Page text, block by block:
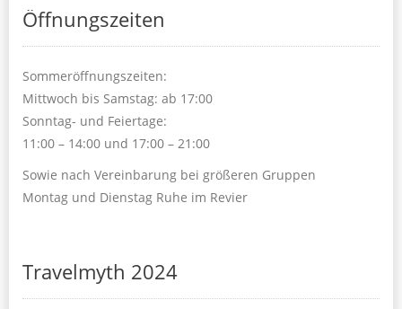
Öffnungszeiten
Sommeröffnungszeiten:
Mittwoch bis Samstag: ab 17:00
Sonntag- und Feiertage:
11:00 – 14:00 und 17:00 – 21:00
Sowie nach Vereinbarung bei größeren Gruppen
Montag und Dienstag Ruhe im Revier
Travelmyth 2024